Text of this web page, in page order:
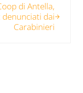
di Antella,
denunciati dai
Carabinieri